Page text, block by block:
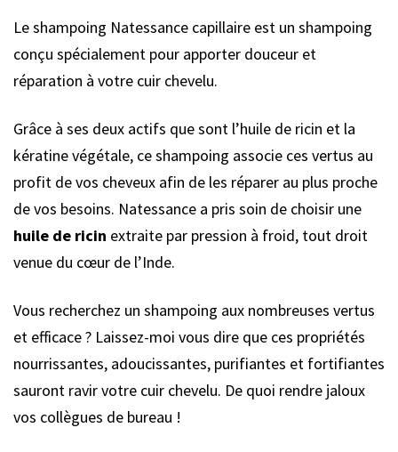
Le shampoing Natessance capillaire est un shampoing
conçu spécialement pour apporter douceur et
réparation à votre cuir chevelu.
Grâce à ses deux actifs que sont l’huile de ricin et la
kératine végétale, ce shampoing associe ces vertus au
profit de vos cheveux afin de les réparer au plus proche
de vos besoins. Natessance a pris soin de choisir une
huile de ricin extraite par pression à froid, tout droit
venue du cœur de l’Inde.
Vous recherchez un shampoing aux nombreuses vertus
et efficace ? Laissez-moi vous dire que ces propriétés
nourrissantes, adoucissantes, purifiantes et fortifiantes
sauront ravir votre cuir chevelu. De quoi rendre jaloux
vos collègues de bureau !